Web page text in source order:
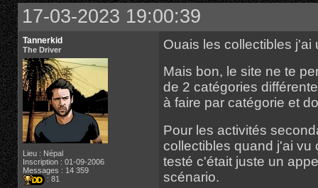
17-03-2023 19:00:39
Tannerkid
The Driver
Lieu : Népal
Inscription : 01-09-2006
Messages : 14 359
: 81
Ouais les collectibles j'ai
Mais bon, le site ne te
de 2 catégories
à faire par catégorie et
Pour les activités
collectibles quand j'ai vu
testé c'était juste un
scénario.